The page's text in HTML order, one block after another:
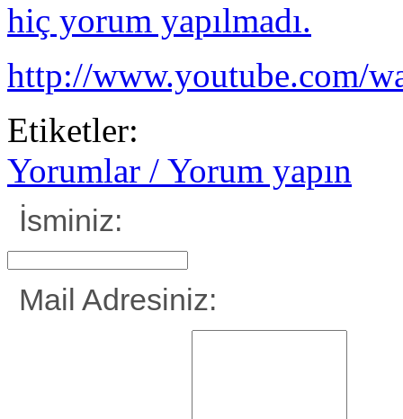
hiç yorum yapılmadı.
http://www.youtube.com/
Etiketler:
Yorumlar / Yorum yapın
İsminiz:
Mail Adresiniz: